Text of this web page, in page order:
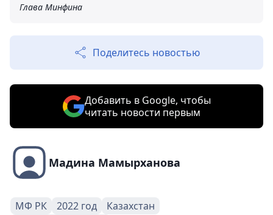
Глава Минфина
Поделитесь новостью
Добавить в Google, чтобы
читать новости первым
Мадина Мамырханова
МФ РК 2022 год
Казахстан